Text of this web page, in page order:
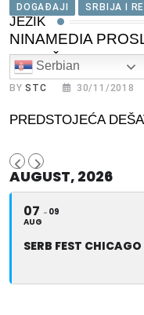
DOGAĐAJI SRBIJA I
NINAMEDIA
USPEŠNOG
BYSTC 30/11/2018
JEZIK
Serbian
PREDSTOJEĆA
AUGUST, 2026
07
AUG
09
SERB FEST